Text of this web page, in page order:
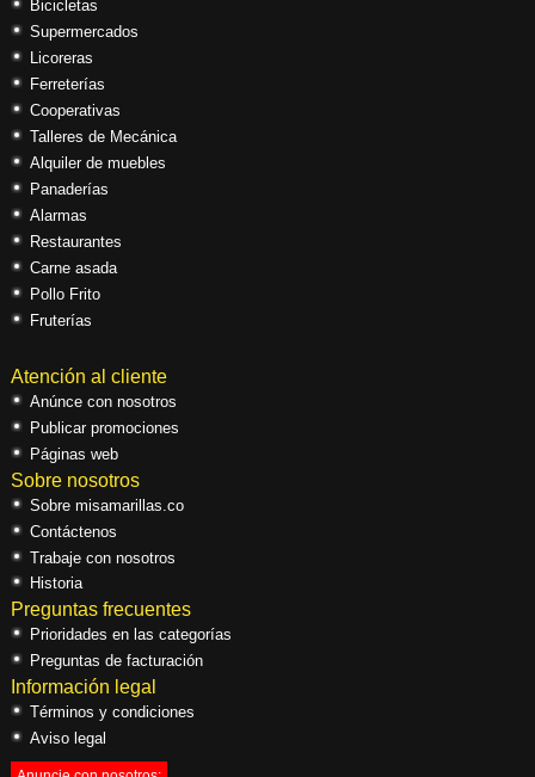
Bicicletas
Supermercados
Licoreras
Ferreterías
Cooperativas
Talleres de Mecánica
Alquiler de muebles
Panaderías
Alarmas
Restaurantes
Carne asada
Pollo Frito
Fruterías
Atención al cliente
Anúnce con nosotros
Publicar promociones
Páginas web
Sobre nosotros
Sobre misamarillas.co
Contáctenos
Trabaje con nosotros
Historia
Preguntas frecuentes
Prioridades en las categorías
Preguntas de facturación
Información legal
Términos y condiciones
Aviso legal